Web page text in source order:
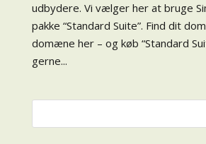
udbydere. Vi vælger her at bruge
pakke “Standard Suite”. Find dit
domæne her – og køb “Standard
gerne...